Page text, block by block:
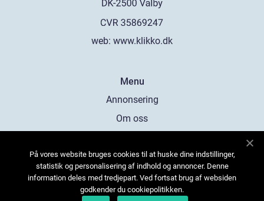
web: www.klikko.dk
Menu
Annonsering
Om oss
Kontakta oss
Sitemap
På vores website bruges cookies til at huske dine indstillinger,
statistik og personalisering af indhold og annoncer. Denne
information deles med tredjepart. Ved fortsat brug af websiden
godkender du cookiepolitikken.